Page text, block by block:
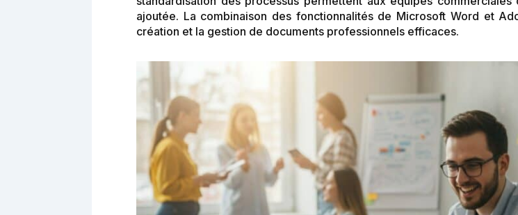
ajoutée. La combinaison des fonctionnalités de Microsoft Word et
création et la gestion de documents professionnels efficaces.